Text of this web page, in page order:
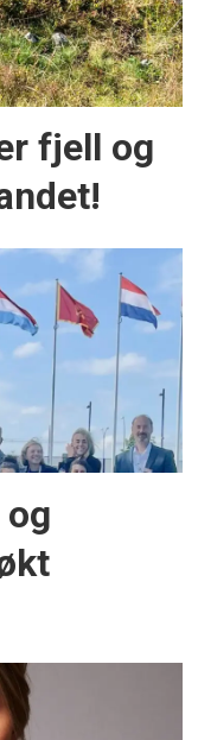
fjell og